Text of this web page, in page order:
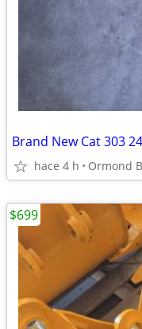
Brand New Cat 303
hace 4 h Ormond
$699